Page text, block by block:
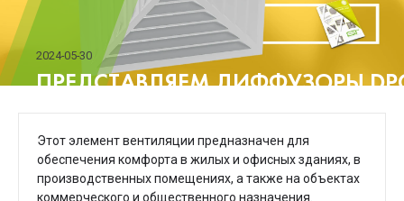
2024-05-30
ПРЕДСТАВЛЯЕМ ДИФФУЗОРЫ
Этот элемент вентиляции предназначен для
обеспечения комфорта в жилых и офисных зданиях, в
производственных помещениях, а также на объектах
коммерческого и общественного назначения.